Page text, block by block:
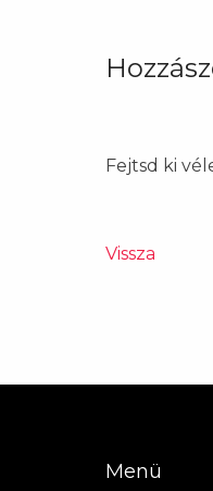
Fejtsd ki
Vissza
Menü